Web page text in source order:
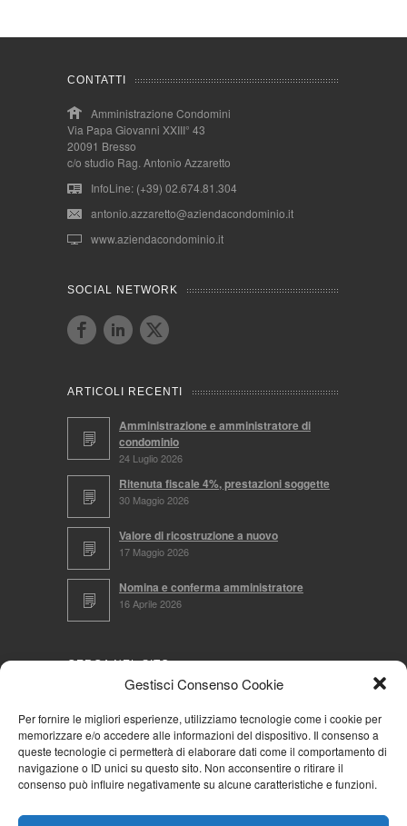
Gestisci Consenso Cookie
Per fornire le migliori esperienze, utilizziamo tecnologie come i cookie per
memorizzare e/o accedere alle informazioni del dispositivo. Il consenso a
queste tecnologie ci permetterà di elaborare dati come il comportamento di
navigazione o ID unici su questo sito. Non acconsentire o ritirare il
consenso può influire negativamente su alcune caratteristiche e funzioni.
CONTATTI
Amministrazione Condomini
Via Papa Giovanni XXIII° 43
20091 Bresso
c/o studio Rag. Antonio Azzaretto
InfoLine: (+39) 02.674.81.304
antonio.azzaretto@aziendacondominio.it
www.aziendacondominio.it
SOCIAL NETWORK
ARTICOLI RECENTI
Amministrazione e amministratore di
condominio
24 Luglio 2026
Ritenuta fiscale 4%, prestazioni soggette
30 Maggio 2026
Valore di ricostruzione a nuovo
17 Maggio 2026
Nomina e conferma amministratore
16 Aprile 2026
CERCA NEL SITO
NAVIGA PER
Mappa completa
Cookie Policy (UE)